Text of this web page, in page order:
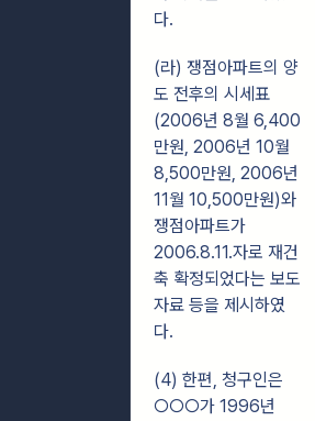
다.
(라) 쟁점아파트의 양
도 전후의 시세표
(2006년 8월 6,400
만원, 2006년 10월
8,500만원, 2006년
11월 10,500만원)와
쟁점아파트가
2006.8.11.자로 재건
축 확정되었다는 보도
자료 등을 제시하였
다.
(4) 한편, 청구인은
○○○가 1996년